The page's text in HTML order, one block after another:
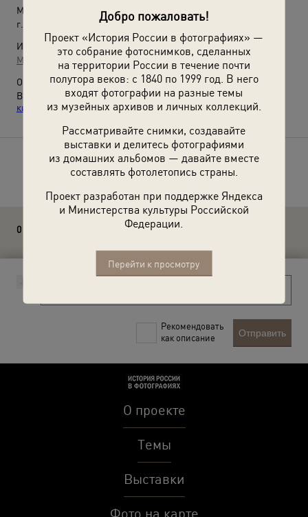
Добро пожаловать!
Проект «История России в фотографиях» —
это собрание фотоснимков, сделанных
на территории России в течение почти
полутора веков: с 1840 по 1999 год. В него
входят фотографии на разные темы
из музейных архивов и личных коллекций.
Рассматривайте снимки, создавайте
выставки и делитесь фотографиями
из домашних альбомов — давайте вместе
составлять фотолетопись страны.
Проект разработан при поддержке Яндекса
и Министерства культуры Российской
Федерации.
Перейти к просмотру
Место съемки:
г. Москва (?)
Источники:
МАММ / МДФ
О фотографии:
Выставка
«ВГИК! ВГИК! ВГИК! 100 лет первой в мире
киношколе»с этой фотографией.
Расскажите друзьям об этом фото
0 комментариев
Рекомендовать
как описание
Отправить
О проекте
Темы
Выставки
Фото на карте